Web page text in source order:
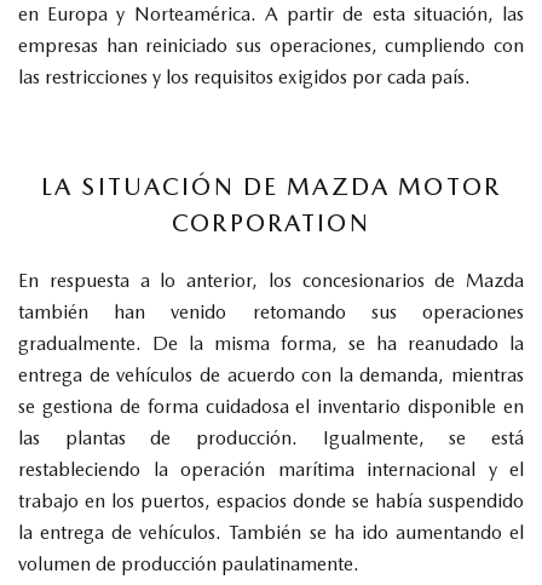
en Europa y Norteamérica. A partir de esta situación, las
empresas han reiniciado sus operaciones, cumpliendo con
las restricciones y los requisitos exigidos por cada país.
LA SITUACIÓN DE MAZDA MOTOR
CORPORATION
En respuesta a lo anterior, los concesionarios de Mazda
también han venido retomando sus operaciones
gradualmente. De la misma forma, se ha reanudado la
entrega de vehículos de acuerdo con la demanda, mientras
se gestiona de forma cuidadosa el inventario disponible en
las plantas de producción. Igualmente, se está
restableciendo la operación marítima internacional y el
trabajo en los puertos, espacios donde se había suspendido
la entrega de vehículos. También se ha ido aumentando el
volumen de producción paulatinamente.